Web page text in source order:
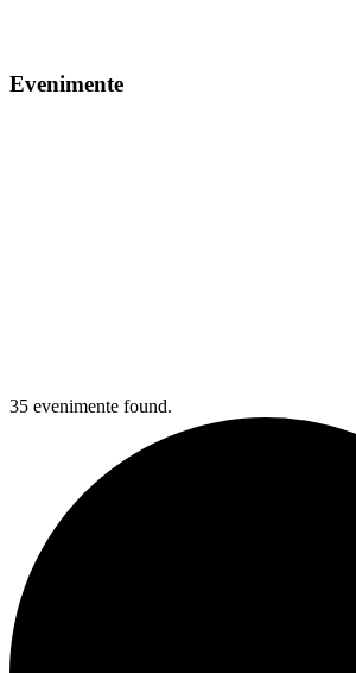
Evenimente
35 evenimente found.